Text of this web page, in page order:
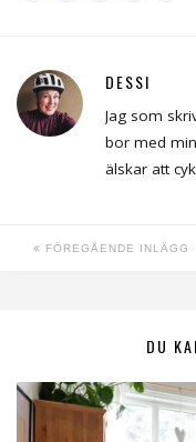
DESSI
Jag som
bor med
älskar att
FÖREGÅENDE INLÄGG
DU